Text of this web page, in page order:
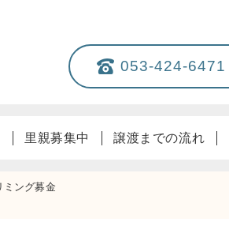
053-424-6471
里親募集中 譲渡までの流れ
ング募金